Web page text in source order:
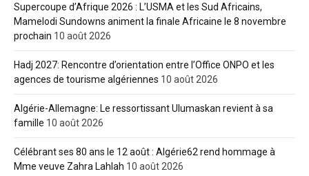
Supercoupe d’Afrique 2026 : L’USMA et les Sud Africains,
Mamelodi Sundowns animent la finale Africaine le 8 novembre
prochain 10 août 2026
Hadj 2027: Rencontre d’orientation entre l’Office ONPO et les
agences de tourisme algériennes 10 août 2026
Algérie-Allemagne: Le ressortissant Ulumaskan revient à sa
famille 10 août 2026
Célébrant ses 80 ans le 12 août : Algérie62 rend hommage à
Mme veuve Zahra Lahlah 10 août 2026